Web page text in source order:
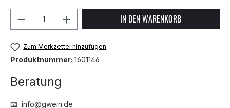
Produkt Anzahl: Gib denIN DEN WARENKORB
Zum Merkzettel hinzufügen
Produktnummer: 1601146
Beratung
📧 info@gwein.de